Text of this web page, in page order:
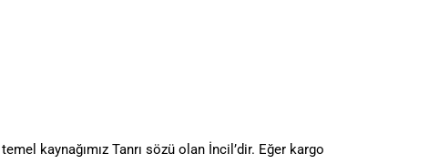
kaynağımız Tanrı sözü olan İncil’dir. Eğer kargo